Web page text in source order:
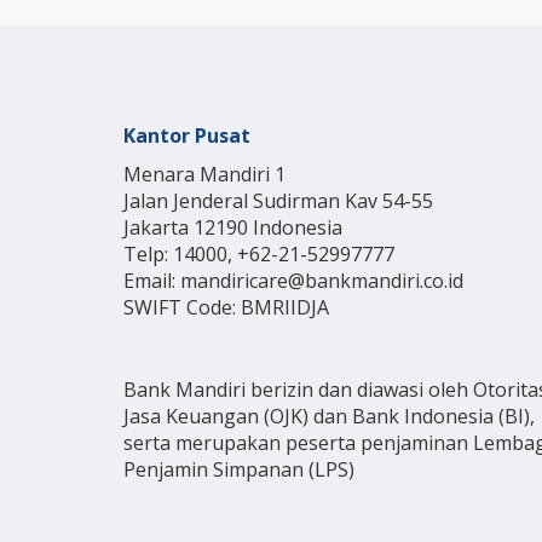
Kantor Pusat
Menara Mandiri 1
Jalan Jenderal Sudirman Kav 54-55
Jakarta 12190 Indonesia
Telp: 14000, +62-21-52997777
Email: mandiricare@bankmandiri.co.id
SWIFT Code: BMRIIDJA
Bank Mandiri berizin dan diawasi oleh
Jasa Keuangan (OJK) dan Bank Indonesia (BI),
serta merupakan peserta penjaminan
Penjamin Simpanan (LPS)